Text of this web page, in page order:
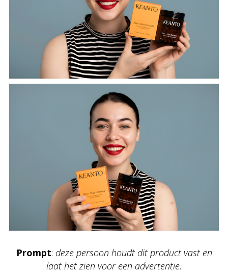
Prompt: deze persoon houdt dit product vast en
laat het zien voor een advertentie.